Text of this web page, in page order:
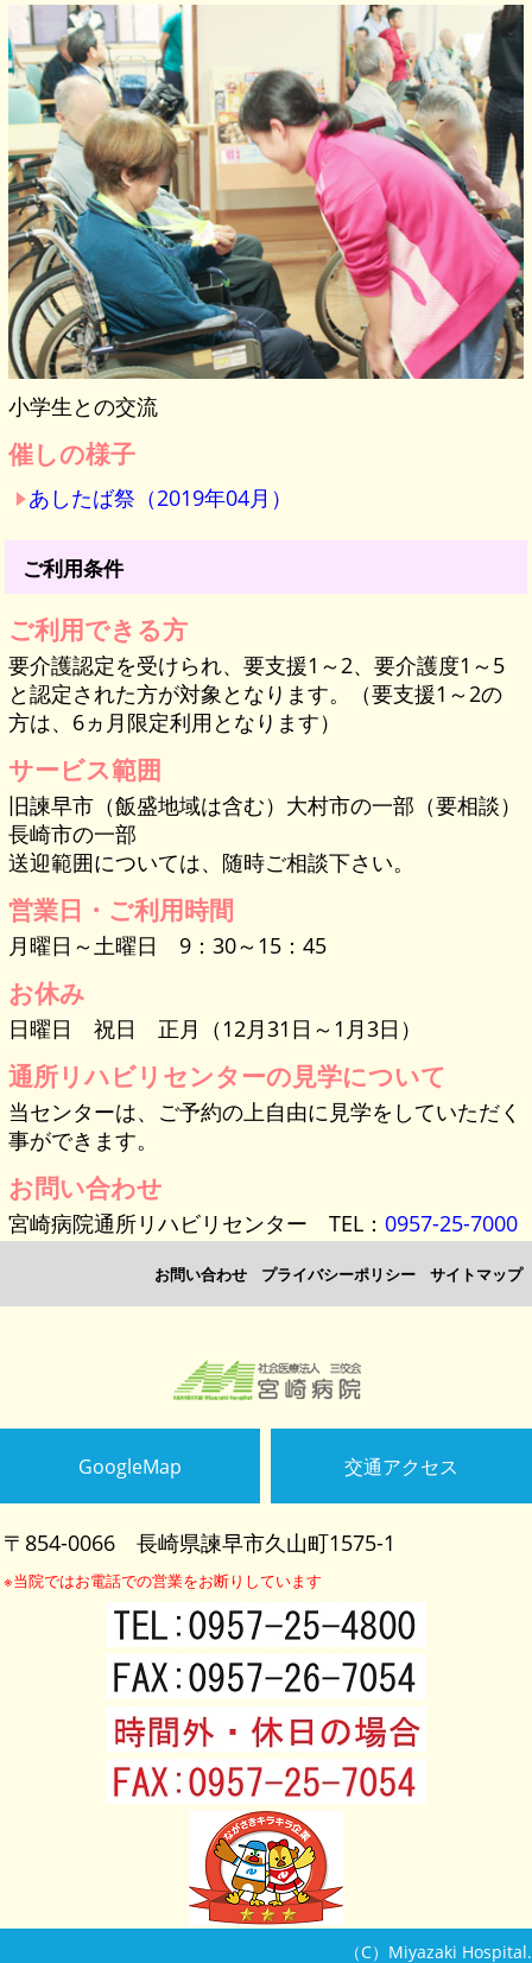
小学生との交流
催しの様子
あしたば祭（2019年04月）
ご利用条件
ご利用できる方
要介護認定を受けられ、要支援1～2、要介護度1～5
と認定された方が対象となります。（要支援1～2の
方は、6ヵ月限定利用となります）
サービス範囲
旧諫早市（飯盛地域は含む）大村市の一部（要相談）
長崎市の一部
送迎範囲については、随時ご相談下さい。
営業日・ご利用時間
月曜日～土曜日 9：30～15：45
お休み
日曜日 祝日 正月（12月31日～1月3日）
通所リハビリセンターの見学について
当センターは、ご予約の上自由に見学をしていただく
事ができます。
お問い合わせ
宮崎病院通所リハビリセンター TEL：0957-25-7000
お問い合わせ プライバシーポリシー サイトマップ
GoogleMap 交通アクセス
〒854-0066 長崎県諫早市久山町1575-1
※当院ではお電話での営業をお断りしています
（C）Miyazaki Hospital.